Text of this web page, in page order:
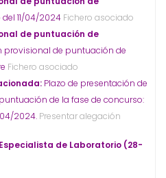
11/04/2024 Fichero asociado
de puntuación de
provisional de puntuación de
Fichero asociado
Plazo de presentación de
de la fase de concurso:
2024. Presentar alegación
de Laboratorio (28-